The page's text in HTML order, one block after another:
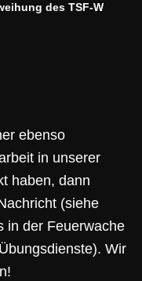
des TSF-W
ebenso
in unserer
haben, dann
(siehe
in der Feuerwache
Wir